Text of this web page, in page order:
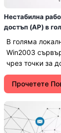
Нестабилна
достъп (AP) в
В голяма
Win2003
чрез точки за
Прочетете